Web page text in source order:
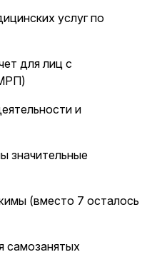
услуг по
для лиц с
и
значительные
(вместо 7 осталось
самозанятых